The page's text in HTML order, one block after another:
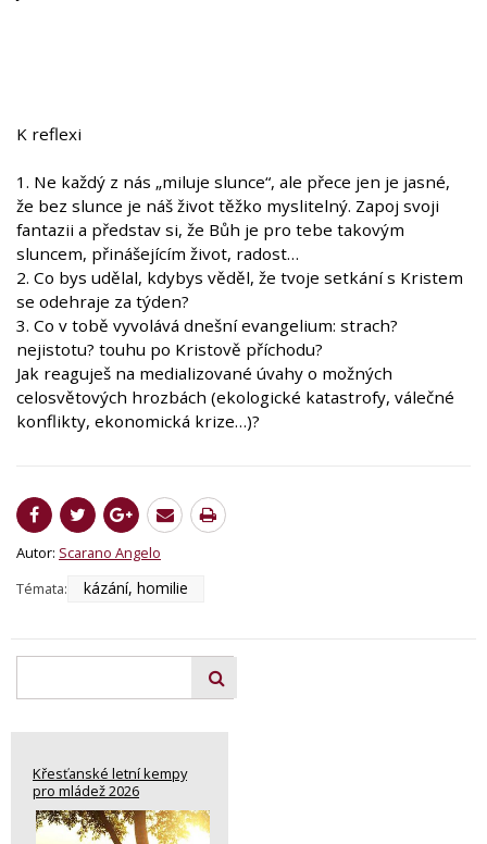
K reflexi
1. Ne každý z nás „miluje slunce“, ale přece jen je jasné,
že bez slunce je náš život těžko myslitelný. Zapoj svoji
fantazii a představ si, že Bůh je pro tebe takovým
sluncem, přinášejícím život, radost…
2. Co bys udělal, kdybys věděl, že tvoje setkání s Kristem
se odehraje za týden?
3. Co v tobě vyvolává dnešní evangelium: strach?
nejistotu? touhu po Kristově příchodu?
Jak reaguješ na medializované úvahy o možných
celosvětových hrozbách (ekologické katastrofy, válečné
konflikty, ekonomická krize…)?
Autor: Scarano Angelo
Témata:
kázání, homilie
Křesťanské letní kempy
pro mládež 2026